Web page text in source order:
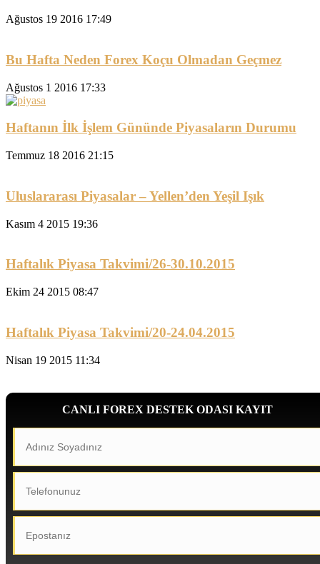
Ağustos 19 2016 17:49
Bu Hafta Neden Forex Koçu Olmadan Geçmez
Ağustos 1 2016 17:33
Haftanın İlk İşlem Gününde Piyasaların Durumu
Temmuz 18 2016 21:15
Uluslararası Piyasalar – Yellen’den Yeşil Işık
Kasım 4 2015 19:36
Haftalık Piyasa Takvimi/26-30.10.2015
Ekim 24 2015 08:47
Haftalık Piyasa Takvimi/20-24.04.2015
Nisan 19 2015 11:34
CANLI FOREX DESTEK ODASI KAYIT